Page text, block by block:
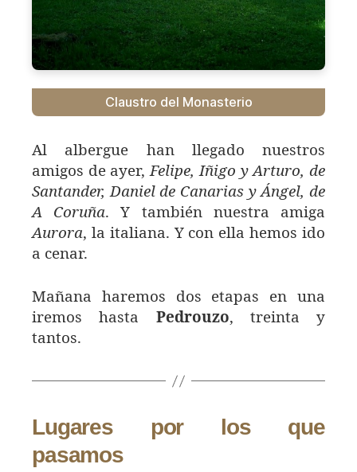
Claustro del Monasterio
Al albergue han llegado nuestros
amigos de ayer,Felipe, Iñigo y Arturo, de
Santander, Daniel de Canarias y Ángel, de
A Coruña. Y también nuestra amiga
Aurora, la italiana. Y con ella hemos ido
a cenar.
Mañana haremos dos etapas en una
iremos hasta Pedrouzo, treinta y
tantos.
Lugares por los que
pasamos